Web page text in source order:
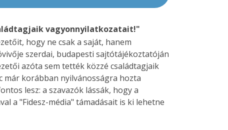
vagyonnyilatkozatait!"
hogy ne csak a saját, hanem
szerdai, budapesti sajtótájékoztatóján
azóta sem tették közzé családtagjaik
már korábban nyilvánosságra hozta
lesz: a szavazók lássák, hogy a
a "Fidesz-média" támadásait is ki lehetne